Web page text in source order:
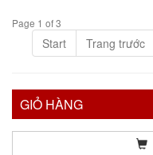
Page 1 of 3
Start Trang trước
GIỎ HÀNG